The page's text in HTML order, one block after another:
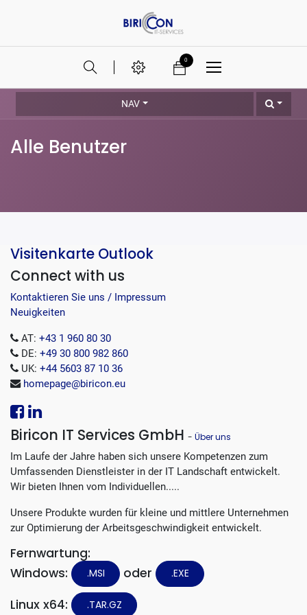
0
NAV
Alle Benutzer
Visitenkarte Outlook
Connect with us
Kontaktieren Sie uns / Impressum
Neuigkeiten
AT: +43 1 960 80 30
DE: +49 30 800 982 860
UK: +44 5603 87 10 36
homepage@biricon.eu
Biricon IT Services GmbH - Über uns
Im Laufe der Jahre haben sich unsere Kompetenzen zum
Umfassenden Dienstleister in der IT Landschaft entwickelt.
Wir bieten Ihnen vom Individuellen.....
Unsere Produkte wurden für kleine und mittlere Unternehmen
zur Optimierung der Arbeitsgeschwindigkeit entwickelt.
Fernwartung:
Windows:
.MSI oder .EXE
Linux x64: .TAR.GZ